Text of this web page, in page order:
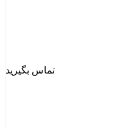
تماس بگیرید